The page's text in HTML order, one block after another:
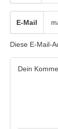
E-Mail
Diese E-Mail-